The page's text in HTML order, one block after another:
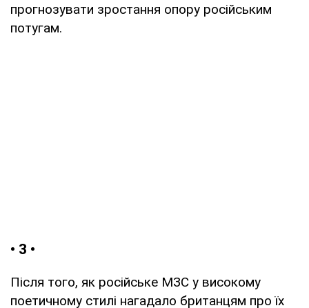
прогнозувати зростання опору російським
потугам.
• 3 •
Після того, як російське МЗС у високому
поетичному стилі нагадало британцям про їх